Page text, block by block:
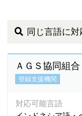
同じ言語に
ＡＧＳ協同組合
登録支援機関
対応可能言語